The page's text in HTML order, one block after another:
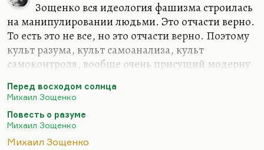
Зощенко вся идеология фашизма строилась
на манипулировании людьми. Это отчасти верно.
То есть это не все, но это отчасти верно. Поэтому
культ разума, культ самоанализа, культ
самоконтроля, вообще очень присущий модерну
в его повести «Перед восходом солнца» особенно
важно. Почему «Перед восходом солнца»?
Потому что перед началом новой эры, в которой
человек будет самодостаточен. Понимаете, в
Перед восходом солнца
Михаил Зощенко
Повесть о разуме
Михаил Зощенко
Михаил Зощенко